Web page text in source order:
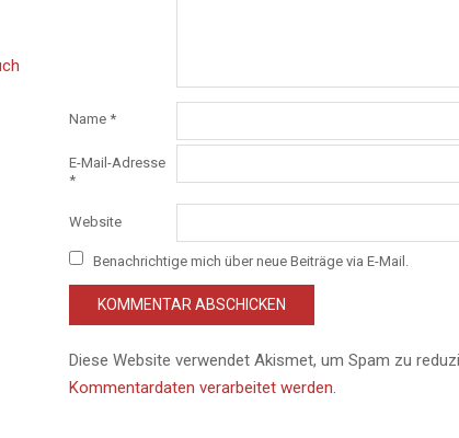
Name *
E-Mail-Adresse
*
Website
Benachrichtige mich über neue Beiträge via E-Mail.
Diese Website verwendet Akismet, um Spam zu
Kommentardaten verarbeitet werden.